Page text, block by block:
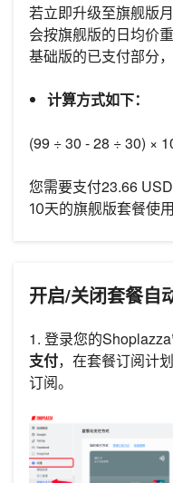
若立即升级至旗舰版
会按旗舰版的日均价
基础版的已支付部分
计算方式如下：
(99 ÷ 30 - 28 ÷ 30) ×
您需要支付23.66
10天的旗舰版套餐使
开启/关闭套餐自
1. 登录您的
支付，在套餐订阅计
订阅。